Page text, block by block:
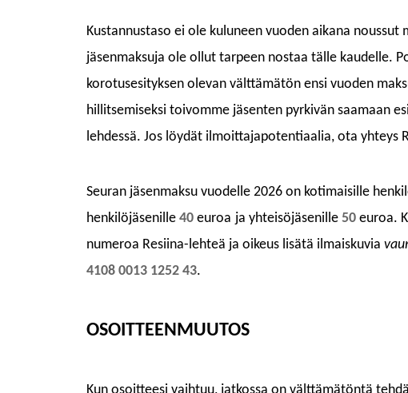
Kustannustaso ei ole kuluneen vuoden aikana noussut
jäsenmaksuja ole ollut tarpeen nostaa tälle kaudelle.
korotusesityksen olevan välttämätön ensi vuoden
hillitsemiseksi toivomme jäsenten pyrkivän saamaan
lehdessä. Jos löydät ilmoittajapotentiaalia, ota yhteys
Seuran jäsenmaksu vuodelle 2026 on kotimaisille
henkilöjäsenille 40 euroa ja yhteisöjäsenille 50 euroa.
numeroa Resiina-lehteä ja oikeus lisätä ilmaiskuvia
4108 0013 1252 43.
OSOITTEENMUUTOS